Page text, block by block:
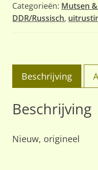
Categorieën: Mutsen
DDR/Russisch,
Beschrijving
Beschrijving
Nieuw, origineel